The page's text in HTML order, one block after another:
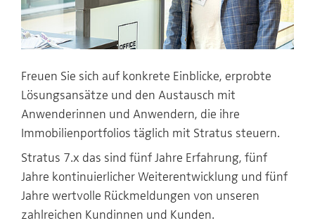
Freuen Sie sich auf konkrete Einblicke, erprobte
Lösungsansätze und den Austausch mit
Anwenderinnen und Anwendern, die ihre
Immobilienportfolios täglich mit Stratus steuern.
Stratus 7.x das sind fünf Jahre Erfahrung, fünf
Jahre kontinuierlicher Weiterentwicklung und fünf
Jahre wertvolle Rückmeldungen von unseren
zahlreichen Kundinnen und Kunden.